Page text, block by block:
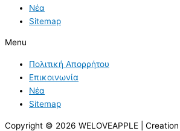
Νέα
Sitemap
Menu
Πολιτική Απορρήτου
Επικοινωνία
Νέα
Sitemap
Copyright © 2026 WELOVEAPPLE |